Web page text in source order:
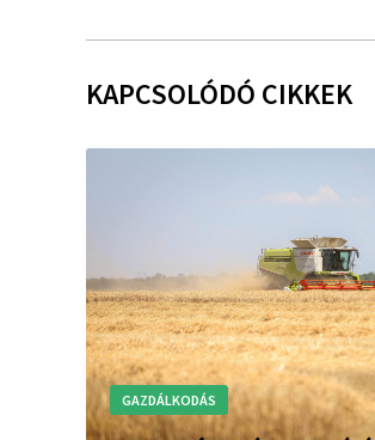
KAPCSOLÓDÓ CIKKEK
GAZDÁLKODÁS